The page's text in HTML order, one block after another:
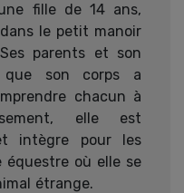
fille de 14 ans,
le petit manoir
parents et son
que son corps a
chacun à
elle est
intègre pour les
où elle se
étrange.